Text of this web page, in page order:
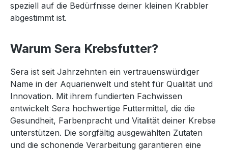
speziell auf die Bedürfnisse deiner kleinen Krabbler
abgestimmt ist.
Warum Sera Krebsfutter?
Sera ist seit Jahrzehnten ein vertrauenswürdiger
Name in der Aquarienwelt und steht für Qualität und
Innovation. Mit ihrem fundierten Fachwissen
entwickelt Sera hochwertige Futtermittel, die die
Gesundheit, Farbenpracht und Vitalität deiner Krebse
unterstützen. Die sorgfältig ausgewählten Zutaten
und die schonende Verarbeitung garantieren eine